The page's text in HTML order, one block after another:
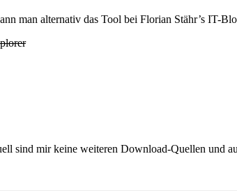
man alternativ das Tool bei Florian Stähr’s IT-
sind mir keine weiteren Download-Quellen und